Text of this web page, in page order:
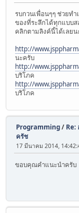
รบกวนเพื่อนๆๆ ช่วยท
ของที่ระลึกได้ทุกแบบ
คลิกตามลิงค์นี้ได้เลย
http://
นะครับ
http://
บริโภค
http://
บริโภค
Programming/ Re:
ครัช
17 มีนาคม 2014,
ขอบคุณคำแนะนำครับ